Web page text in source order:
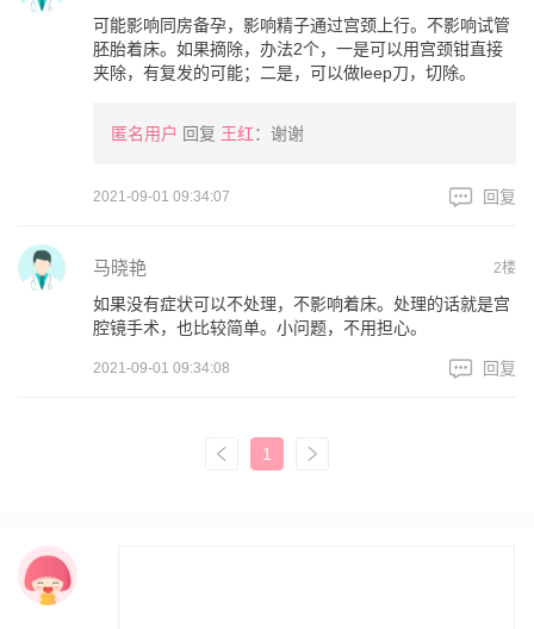
可能影响同房备孕，影响精子通过宫颈上行。不影响试管
胚胎着床。如果摘除，办法2个，一是可以用宫颈钳直接
夹除，有复发的可能；二是，可以做leep刀，切除。
匿名用户 回复 王红：谢谢
2021-09-01 09:34:07 回复
马晓艳 2楼
如果没有症状可以不处理，不影响着床。处理的话就是宫
腔镜手术，也比较简单。小问题，不用担心。
2021-09-01 09:34:08 回复
1